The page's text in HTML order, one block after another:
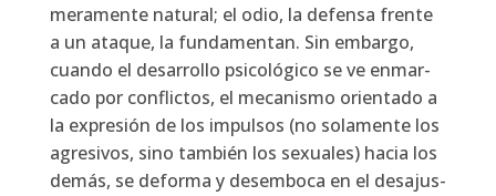
mera­men­te natu­ral; el odio, la defen­sa fren­te
a un ata­que, la fun­da­men­tan. Sin embar­go,
cuan­do el desa­rro­llo psi­co­ló­gi­co se ve enmar­
ca­do por con­flic­tos, el meca­nis­mo orien­ta­do a
la expre­sión de los impul­sos (no sola­men­te los
agre­si­vos, sino tam­bién los sexua­les) hacia los
demás, se defor­ma y desem­bo­ca en el des­ajus­